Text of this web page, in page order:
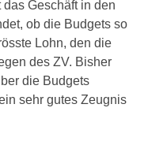
Geschäft in den
ob die Budgets so
Lohn, den die
des ZV. Bisher
die Budgets
sehr gutes Zeugnis